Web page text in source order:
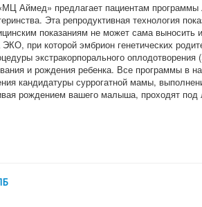
Аймед» предлагает пациентам программы
Эта репродуктивная технология
показаниям не может сама выносить
при которой эмбрион генетических
экстракорпорального оплодотворения
и рождения ребенка. Все программы в
кандидатуры суррогатной мамы,
рождением вашего малыша, проходят